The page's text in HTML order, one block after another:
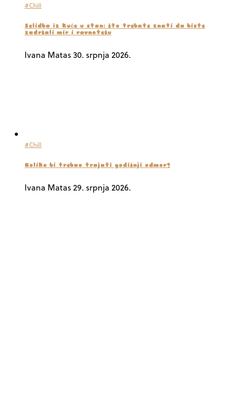
#Chill
Selidba iz kuće u stan: što trebate znati da biste
zadržali mir i ravnotežu
Ivana Matas30. srpnja 2026.
#Chill
Koliko bi trebao trajati godišnji odmor?
Ivana Matas29. srpnja 2026.